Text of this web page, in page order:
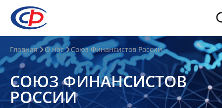
О
нас
О
СФР
Главная О нас Союз Финансистов России
СОЮЗ ФИНАНСИСТОВ
РОССИИ